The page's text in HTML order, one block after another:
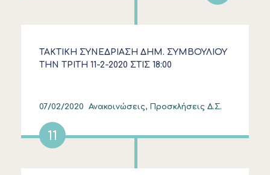
ΤΑΚΤΙΚΗ ΣΥΝΕΔΡΙΑΣΗ ΔΗΜ. ΣΥΜΒΟΥΛΙΟΥ
ΤΗΝ ΤΡΙΤΗ 11-2-2020 ΣΤΙΣ 18:00
07/02/2020 Ανακοινώσεις, Προσκλήσεις Δ.Σ.
11